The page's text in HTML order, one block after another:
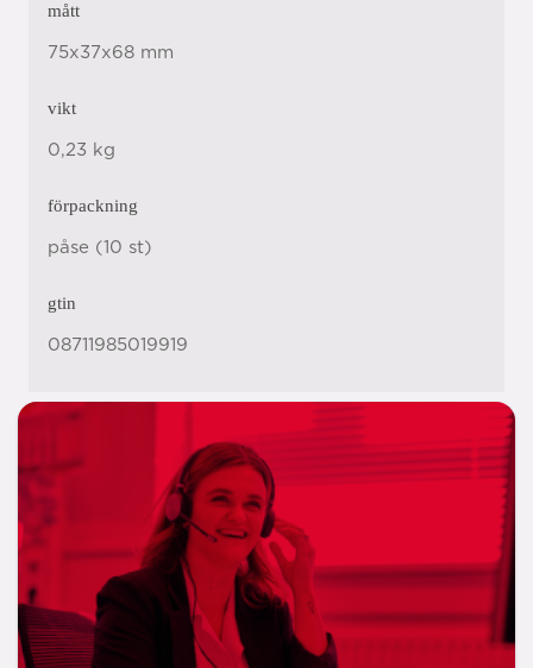
mått
75x37x68 mm
vikt
0,23 kg
förpackning
påse (10 st)
gtin
08711985019919